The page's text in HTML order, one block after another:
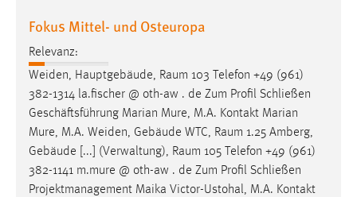
Fokus Mittel- und Osteuropa
Relevanz:
Weiden, Hauptgebäude, Raum 103 Telefon +49 (961)
382-1314 la.fischer @ oth-aw . de Zum Profil Schließen
Geschäftsführung Marian Mure, M.A. Kontakt Marian
Mure, M.A. Weiden, Gebäude WTC, Raum 1.25 Amberg,
Gebäude [...] (Verwaltung), Raum 105 Telefon +49 (961)
382-1141 m.mure @ oth-aw . de Zum Profil Schließen
Projektmanagement Maika Victor-Ustohal, M.A. Kontakt